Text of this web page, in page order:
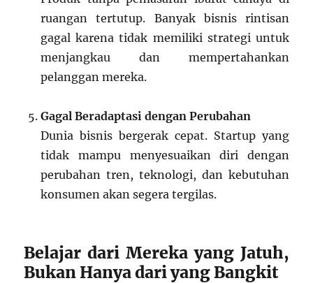
ruangan tertutup. Banyak bisnis rintisan
gagal karena tidak memiliki strategi untuk
menjangkau dan mempertahankan
pelanggan mereka.
Gagal Beradaptasi dengan Perubahan
Dunia bisnis bergerak cepat. Startup yang
tidak mampu menyesuaikan diri dengan
perubahan tren, teknologi, dan kebutuhan
konsumen akan segera tergilas.
Belajar dari Mereka yang Jatuh,
Bukan Hanya dari yang Bangkit